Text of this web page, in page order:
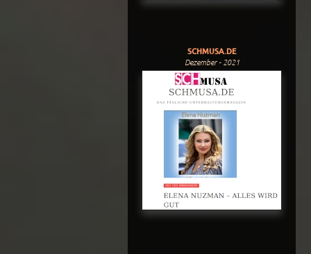
SCHMUSA.DE
Dezember - 2021